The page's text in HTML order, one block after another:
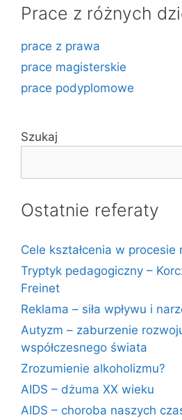
Prace z różnych
prace z prawa
prace magisterskie
prace podyplomowe
Szukaj
Ostatnie referaty
Cele kształcenia w procesie
Tryptyk pedagogiczny –
Freinet
Reklama – siła wpływu i
Autyzm – zaburzenie
współczesnego świata
Zrozumienie alkoholizmu?
AIDS – dżuma XX wieku
AIDS – choroba naszych